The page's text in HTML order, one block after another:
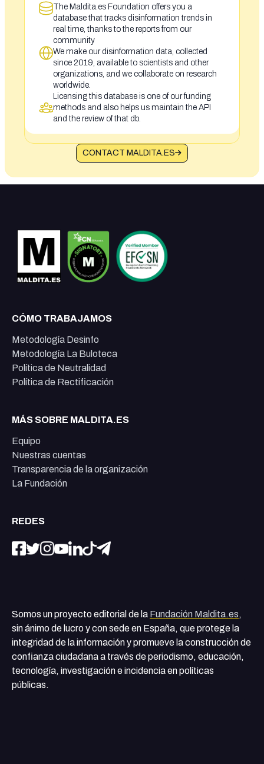
The Maldita.es Foundation offers you a
database that tracks disinformation trends in
real time, thanks to the reports from our
community
We make our disinformation data, collected
since 2019, available to scientists and other
organizations, and we collaborate on research
worldwide.
Licensing this database is one of our funding
methods and also helps us maintain the API
and the review of that db.
CONTACT MALDITA.ES
CÓMO TRABAJAMOS
Metodología Desinfo
Metodología La Buloteca
Política de Neutralidad
Política de Rectificación
MÁS SOBRE MALDITA.ES
Equipo
Nuestras cuentas
Transparencia de la organización
La Fundación
REDES
Somos un proyecto editorial de la Fundación Maldita.es,
sin ánimo de lucro y con sede en España, que protege la
integridad de la información y promueve la construcción de
confianza ciudadana a través de periodismo, educación,
tecnología, investigación e incidencia en políticas
públicas.